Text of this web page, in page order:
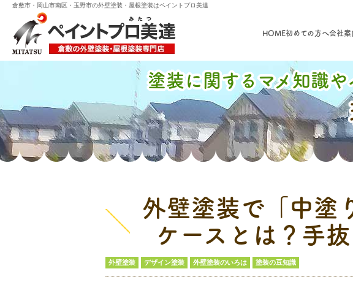
倉敷市・岡山市南区・玉野市の外壁塗装・屋根塗装はペイントプロ美達
HOME初めての方へ会社案
塗装に関するマメ知識
外壁塗装で「中塗
ケースとは？手
外壁塗装 デザイン塗装 外壁塗装のいろは 塗装の豆知識